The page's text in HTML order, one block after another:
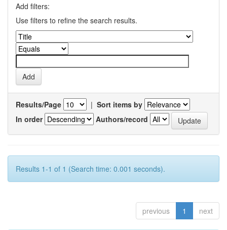
Add filters:
Use filters to refine the search results.
Results/Page | Sort items by
In order
Authors/record
Results 1-1 of 1 (Search time: 0.001 seconds).
previous 1 next